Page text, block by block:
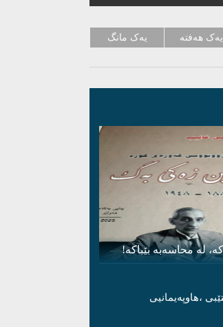
یەک هەفتە یەک مانگ
لە محاسەبە بێباکە!
،هاوپەیمانیی